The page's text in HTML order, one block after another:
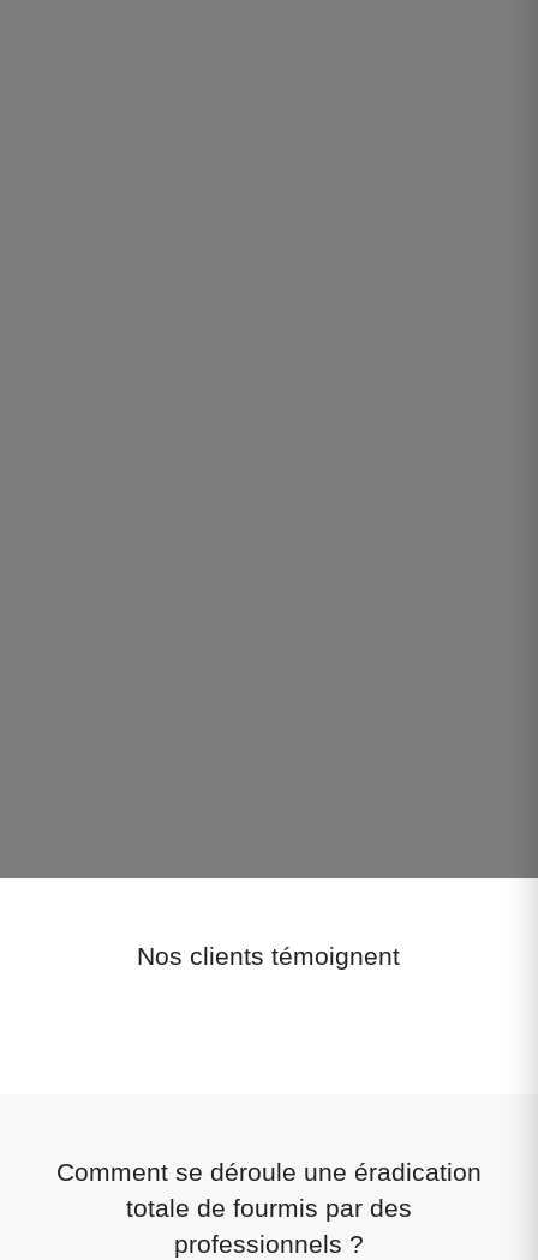
Nos clients témoignent
Comment se déroule une éradication
totale de fourmis par des
professionnels ?